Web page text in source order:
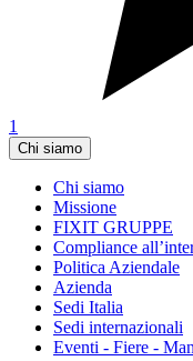
1
Chi siamo
Chi siamo
Missione
FIXIT GRUPPE
Compliance
Politica Aziendale
Azienda
Sedi Italia
Sedi internazionali
Eventi - Fiere -